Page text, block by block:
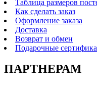
Таблица размеров
Как сделать заказ
Оформление заказа
Доставка
Возврат и обмен
Подарочные
ПАРТНЕРАМ